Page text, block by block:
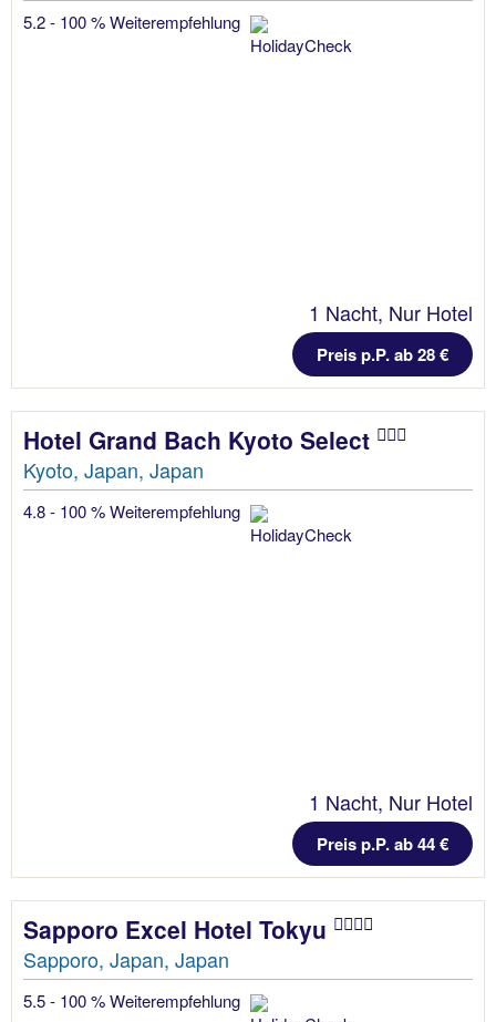
5.2 - 100 % Weiterempfehlung
1 Nacht, Nur Hotel
Preis p.P. ab 28 €
Hotel Grand Bach Kyoto Select
Kyoto, Japan, Japan
4.8 - 100 % Weiterempfehlung
1 Nacht, Nur Hotel
Preis p.P. ab 44 €
Sapporo Excel Hotel Tokyu
Sapporo, Japan, Japan
5.5 - 100 % Weiterempfehlung